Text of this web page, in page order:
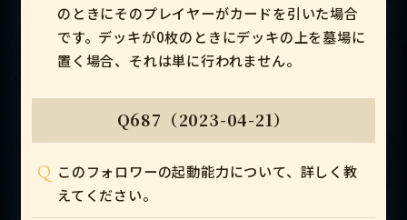
のときにそのプレイヤーがカードを引いた場合
です。デッキが0枚のときにデッキの上を墓場に
置く場合、それは単に行われません。
Q687（2023-04-21）
Q このフォロワーの起動能力について、詳しく教
えてください。